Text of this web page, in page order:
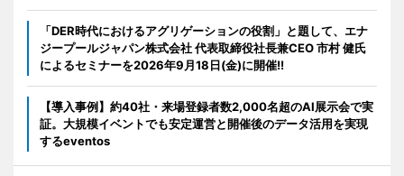
「DER時代におけるアグリゲーションの役割」と題して、エナ
ジープールジャパン株式会社 代表取締役社長兼CEO 市村 健氏
によるセミナーを2026年9月18日(金)に開催!!
【導入事例】約40社・来場登録者数2,000名超のAI展示会で実
証。大規模イベントでも安定運営と開催後のデータ活用を実現
するeventos